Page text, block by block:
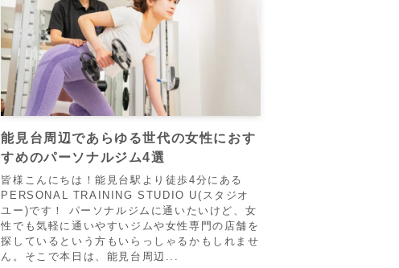
能見台周辺であらゆる世代の女性におす
すめのパーソナルジム4選
皆様こんにちは！能見台駅より徒歩4分にある
PERSONAL TRAINING STUDIO U(スタジオ
ユー)です！ パーソナルジムに通いたいけど、女
性でも気軽に通いやすいジムや女性専門の店舗を
探しているという方もいらっしゃるかもしれませ
ん。そこで本日は、能見台周辺...